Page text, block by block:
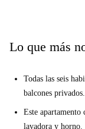
Lo que más
Todas las seis
balcones privados.
Este apartamento
lavadora y horno.